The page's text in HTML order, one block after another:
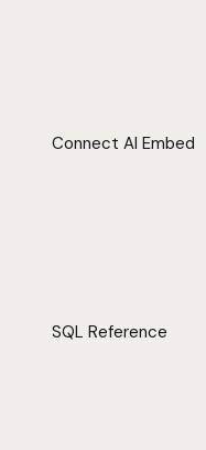
Connect AI Embed
SQL Reference